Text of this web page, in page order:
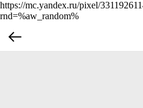
https://mc.yandex.ru/pixel/
rnd=%aw_random%